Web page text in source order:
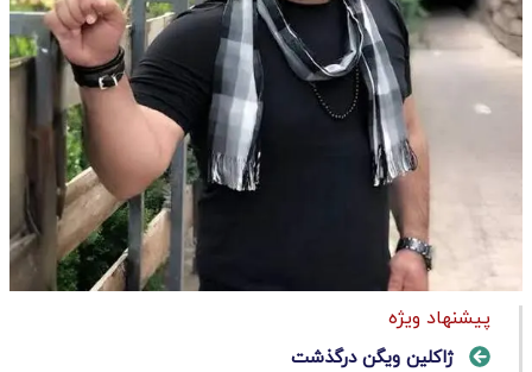
پیشنهاد ویژه
ژاکلین ویگن درگذشت